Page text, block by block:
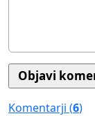
Komentarji (6)